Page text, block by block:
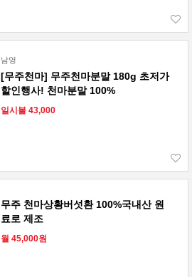
남영
[무주천마] 무주천마분말 180g 초저가
할인행사! 천마분말 100%
일시불 43,000
무주 천마상황버섯환 100%국내산 원
료로 제조
월 45,000원